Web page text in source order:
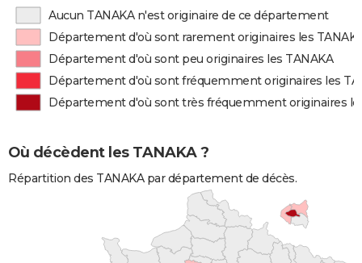
Aucun TANAKA n'est originaire de ce département
Département d'où sont rarement originaires les
Département d'où sont peu originaires les TANAKA
Département d'où sont fréquemment originaires les
Département d'où sont très fréquemment originaires
Où décèdent les TANAKA ?
Répartition des TANAKA par département de décès.